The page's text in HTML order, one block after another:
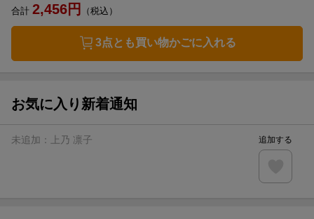
合計 2,456円 （税込）
3点とも買い物かごに入れる
お気に入り新着通知
未追加： 上乃 凛子 追加する